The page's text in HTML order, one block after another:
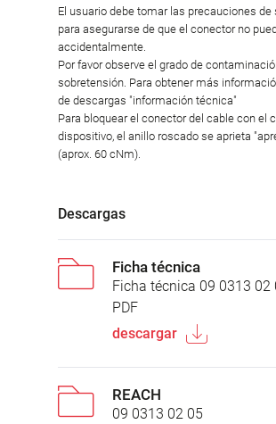
El usuario debe tomar las precauciones
para asegurarse de que el conector no
accidentalmente.
Por favor observe el grado de
sobretensión. Para obtener más
de descargas "información técnica"
Para bloquear el conector del cable con el
dispositivo, el anillo roscado se aprieta
(aprox. 60 cNm).
Descargas
Ficha técnica
Ficha técnica 09 0313 02
PDF
descargar
REACH
09 0313 02 05